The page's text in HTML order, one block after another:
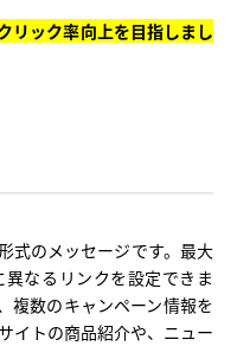
リック率向上を目指しまし
式のメッセージです。最大
なるリンクを設定できま
複数のキャンペーン情報を
イトの商品紹介や、ニュー